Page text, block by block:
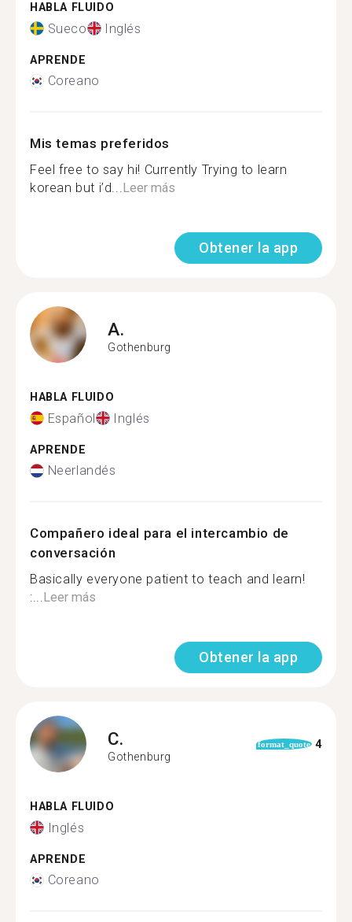
HABLA FLUIDO
Sueco Inglés
APRENDE
Coreano
Mis temas preferidos
Feel free to say hi! Currently Trying to learn
korean but i’d...Leer más
Obtener la app
A.
Gothenburg
HABLA FLUIDO
Español Inglés
APRENDE
Neerlandés
Compañero ideal para el intercambio de
conversación
Basically everyone patient to teach and learn!
:...Leer más
Obtener la app
C.
Gothenburg
format_quote 4
HABLA FLUIDO
Inglés
APRENDE
Coreano